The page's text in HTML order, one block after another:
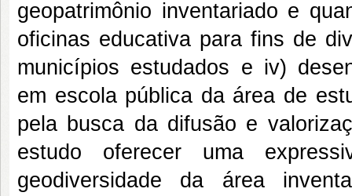
geopatrimônio inventariado e
oficinas educativa para fins de
municípios estudados e iv)
em escola pública da área de
pela busca da difusão e
estudo oferecer uma
geodiversidade da área